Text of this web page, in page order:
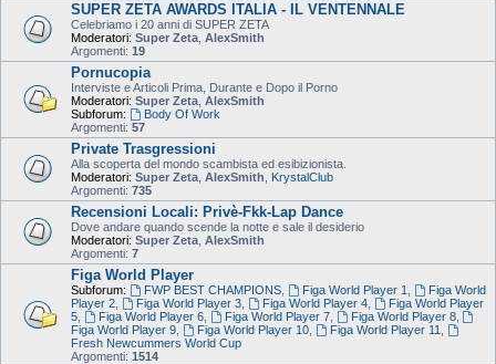
SUPER ZETA AWARDS ITALIA - IL VENTENNALE
Celebriamo i 20 anni di SUPER ZETA
Moderatori: Super Zeta AlexSmith
Argomenti: 19
Pornucopia
Interviste e Articoli Prima, Durante e Dopo il Porno
Moderatori: Super Zeta AlexSmith
Subforum:
Body Of Work
Argomenti: 57
Private Trasgressioni
Alla scoperta del mondo scambista ed esibizionista.
Moderatori: Super Zeta AlexSmith
KrystalClub
Argomenti: 735
Recensioni Locali: Privè-Fkk-Lap Dance
Dove andare quando scende la notte e sale il desiderio
Moderatori: Super Zeta AlexSmith
Argomenti: 7
Figa World Player
Subforum: FWP BEST CHAMPIONS, Figa World Player 1
Figa World
Player 2
Figa World Player 3, Figa World Player 4,
Figa World Player
5
Figa World Player 6, Figa World Player 7, Figa World Player 8,
Figa World Player 9
Figa World Player 10, Figa World Player 11
Fresh Newcummers World Cup
Argomenti: 1514